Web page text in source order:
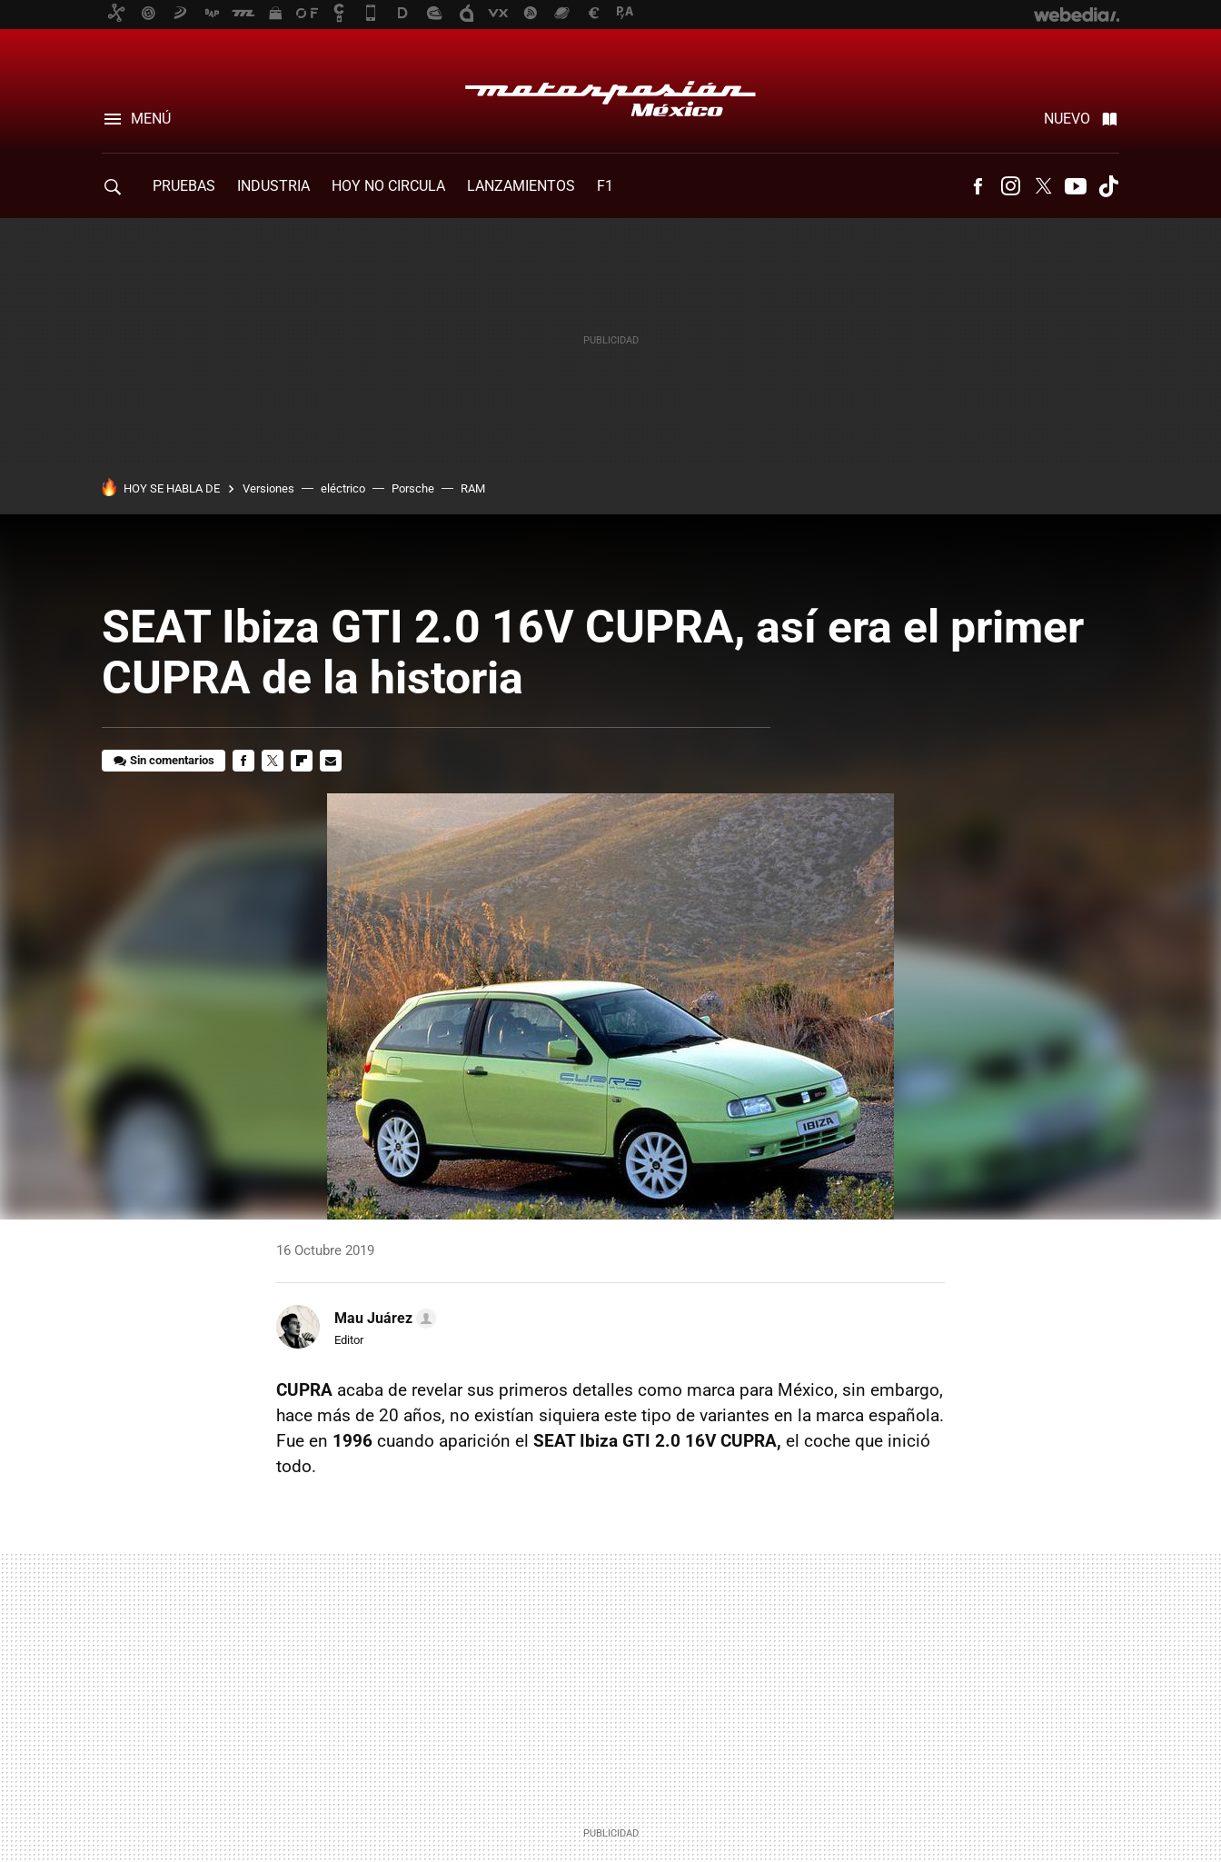
MENÚ NUEVO
PRUEBAS INDUSTRIA HOY NO CIRCULA LANZAMIENTOS F1 FacebookInstagram
Twitter Youtube
HOY SE HABLA DE Versiones eléctrico Porsche RAM
SEAT Ibiza GTI 2.0 16V CUPRA, así era el primer
CUPRA de la historia
Sin comentarios
16 Octubre 2019
Mau Juárez
Editor
CUPRA acaba de revelar sus primeros detalles como marca para México, sin embargo,
hace más de 20 años, no existían siquiera este tipo de variantes en la marca española.
Fue en 1996 cuando aparición el SEAT Ibiza GTI 2.0 16V CUPRA, el coche que inició
todo.